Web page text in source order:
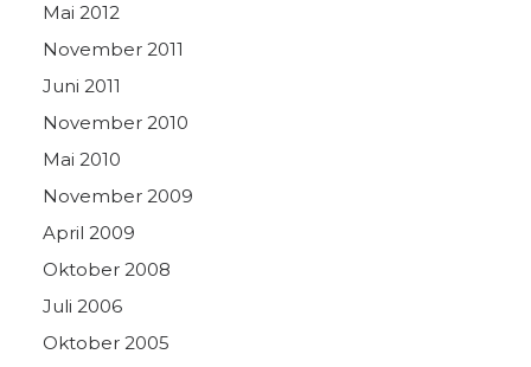
Mai 2012
November 2011
Juni 2011
November 2010
Mai 2010
November 2009
April 2009
Oktober 2008
Juli 2006
Oktober 2005